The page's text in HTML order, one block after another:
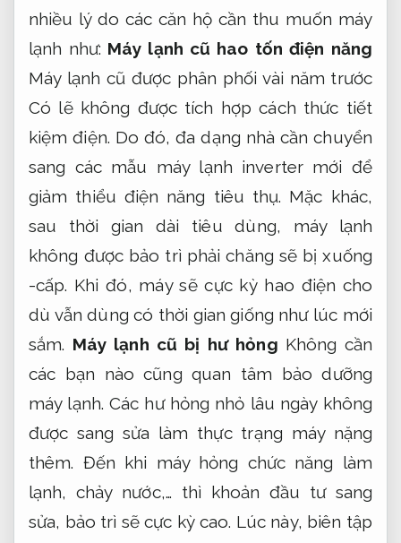
nhiều lý do các căn hộ cần thu muốn máy
lạnh như: Máy lạnh cũ hao tốn điện năng
Máy lạnh cũ được phân phối vài năm trước
Có lẽ không được tích hợp cách thức tiết
kiệm điện. Do đó, đa dạng nhà cần chuyển
sang các mẫu máy lạnh inverter mới để
giảm thiểu điện năng tiêu thụ. Mặc khác,
sau thời gian dài tiêu dùng, máy lạnh
không được bảo trì phải chăng sẽ bị xuống
-cấp. Khi đó, máy sẽ cực kỳ hao điện cho
dù vẫn dùng có thời gian giống như lúc mới
sắm. Máy lạnh cũ bị hư hỏng Không cần
các bạn nào cũng quan tâm bảo dưỡng
máy lạnh. Các hư hỏng nhỏ lâu ngày không
được sang sửa làm thực trạng máy nặng
thêm. Đến khi máy hỏng chức năng làm
lạnh, chảy nước,… thì khoản đầu tư sang
sửa, bảo trì sẽ cực kỳ cao. Lúc này, biên tập